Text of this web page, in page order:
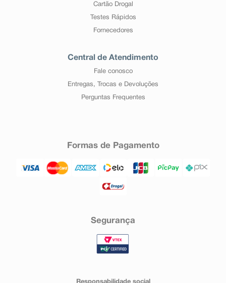
Cartão Drogal
Testes Rápidos
Fornecedores
Central de Atendimento
Fale conosco
Entregas, Trocas e Devoluções
Perguntas Frequentes
Formas de Pagamento
Segurança